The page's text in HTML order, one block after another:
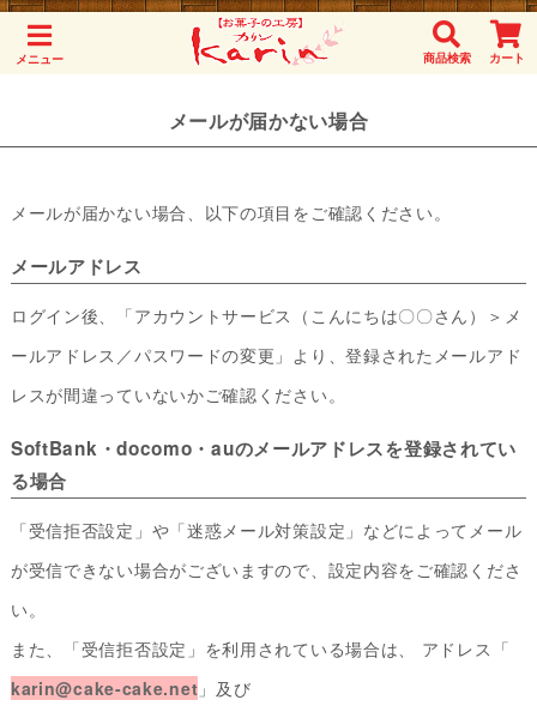
メニュー 商品検索 カート
メールが届かない場合
メールが届かない場合、以下の項目をご確認ください。
メールアドレス
ログイン後、「アカウントサービス（こんにちは〇〇さん）＞メ
ールアドレス／パスワードの変更」より、登録されたメールアド
レスが間違っていないかご確認ください。
SoftBank・docomo・auのメールアドレスを登録されてい
る場合
「受信拒否設定」や「迷惑メール対策設定」などによってメール
が受信できない場合がございますので、設定内容をご確認くださ
い。
また、「受信拒否設定」を利用されている場合は、 アドレス「
karin@cake-cake.net 」及び